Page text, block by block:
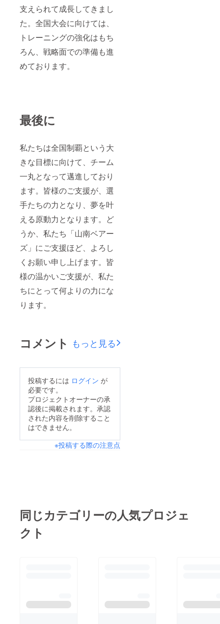
支えられて成長してきまし
た。全国大会に向けては、
トレーニングの強化はもち
ろん、戦略面での準備も進
めております。
最後に
私たちは全国制覇という大
きな目標に向けて、チーム
一丸となって邁進しており
ます。皆様のご支援が、選
手たちの力となり、夢を叶
える原動力となります。ど
うか、私たち「山南ベアー
ズ」にご支援ほど、よろし
くお願い申し上げます。皆
様の温かいご支援が、私た
ちにとって何よりの力にな
ります。
コメント もっと見る
投稿するには ログイン が
必要です。
プロジェクトオーナーの承
認後に掲載されます。承認
された内容を削除すること
はできません。
※投稿する際の注意点
同じカテゴリーの人気プロジェ
クト